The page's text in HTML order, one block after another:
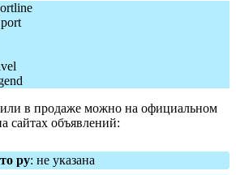
в продаже можно на официальном
сайтах объявлений:
ру: не указана